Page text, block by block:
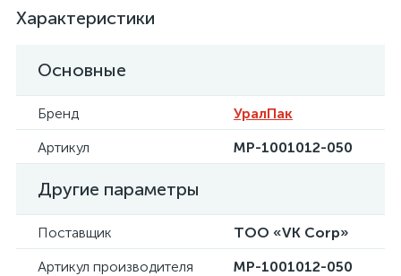
Характеристики
Основные
Бренд
УралПак
Артикул
МР-1001012-050
Другие параметры
Поставщик
ТОО «VK Corp»
Артикул производителя
МР-1001012-050